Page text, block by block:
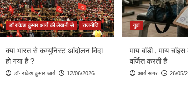
डॉ राकेश कुमार आर्य की लेखनी से राजनीति
क्या भारत से कम्युनिस्ट आंदोलन विदा
हो गया है ?
डॉ॰ राकेश कुमार आर्य 12/06/2026
युवा
माय बॉडी , माय
वर्जित करती है
आर्य सागर 26/05/